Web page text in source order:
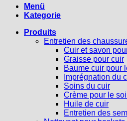
Menü
Kategorie
Produits
Entretien des
Cuir et savon
Graisse pour cuir
Baume cuir pour
Imprégnation du
Soins du cuir
Crème pour le
Huile de cuir
Entretien des